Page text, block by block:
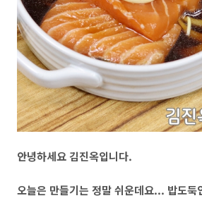
안녕하세요 김진옥입니다.
오늘은 만들기는 정말 쉬운데요... 밥도둑